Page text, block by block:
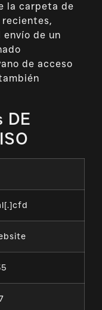
la carpeta de
recientes,
de un
de acceso
DE